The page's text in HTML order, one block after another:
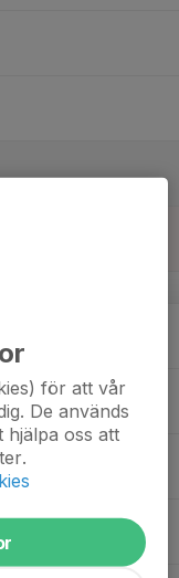
för att vår
De används
hjälpa oss att